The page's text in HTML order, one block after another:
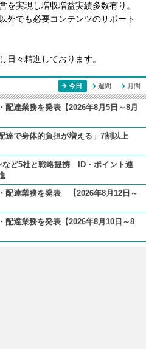
を実現し増収増益実績多数有り。
外でも必要コンテンツのサポート
日々精進しております。
今日 週間 月間
達業務を発表【2026年8月5日～8月
達で身体的負担が増える」7割以上
など5社と戦略提携 ID・ポイント連
配達業務を発表 【2026年8月12日～
配達業務を発表【2026年8月10日～8